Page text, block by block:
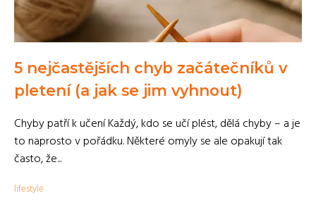
5 nejčastějších chyb začátečníků v
pletení (a jak se jim vyhnout)
Chyby patří k učení Každý, kdo se učí plést, dělá chyby – a je
to naprosto v pořádku. Některé omyly se ale opakují tak
často, že...
lifestyle